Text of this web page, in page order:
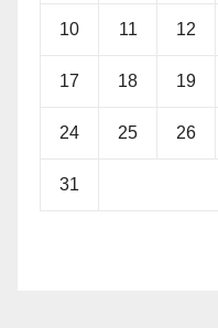
10 11 12
17 18 19
24 25 26
31